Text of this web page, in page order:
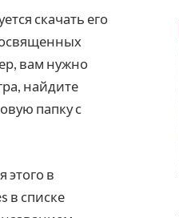
скачать его
вам нужно
найдите
папку с
этого в
в списке